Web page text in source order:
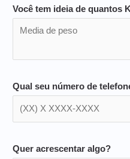
Você tem ideia de quantos
Qual seu número de
Quer acrescentar algo?